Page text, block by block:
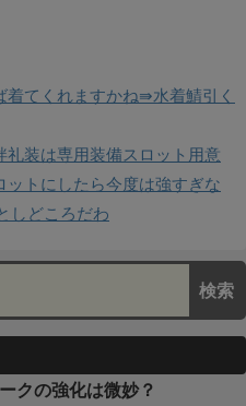
着てくれますかね⇛水着鯖引く
礼装は専用装備スロット用意
トにしたら今度は強すぎな
しどころだわ
クの強化は微妙？